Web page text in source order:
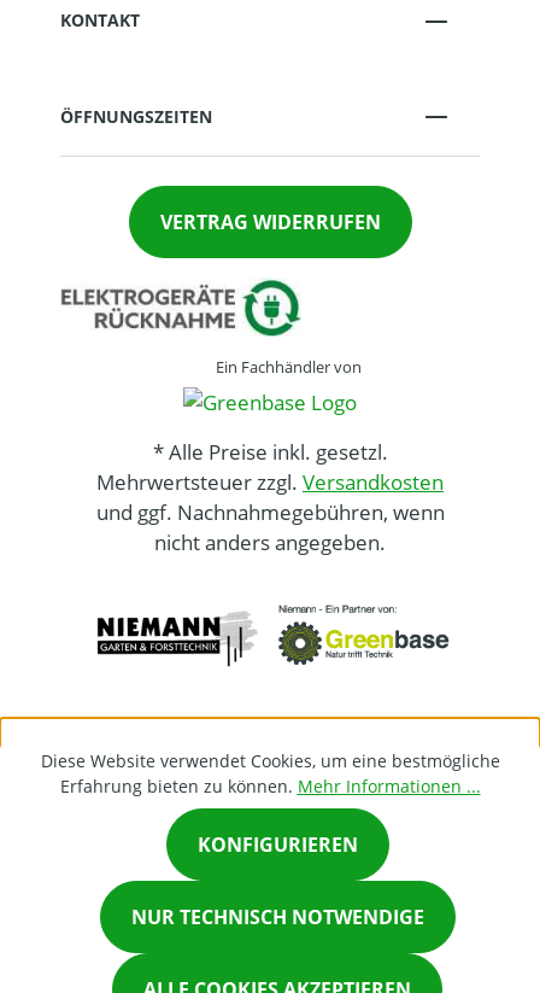
Chat on Whatsapp
×
KONTAKT
ÖFFNUNGSZEITEN
VERTRAG WIDERRUFEN
Ein Fachhändler von
* Alle Preise inkl. gesetzl.
Mehrwertsteuer zzgl. Versandkosten
und ggf. Nachnahmegebühren, wenn
nicht anders angegeben.
Diese Website verwendet Cookies, um eine bestmögliche
Erfahrung bieten zu können. Mehr Informationen ...
NUR TECHNISCH NOTWENDIGE
KONFIGURIEREN